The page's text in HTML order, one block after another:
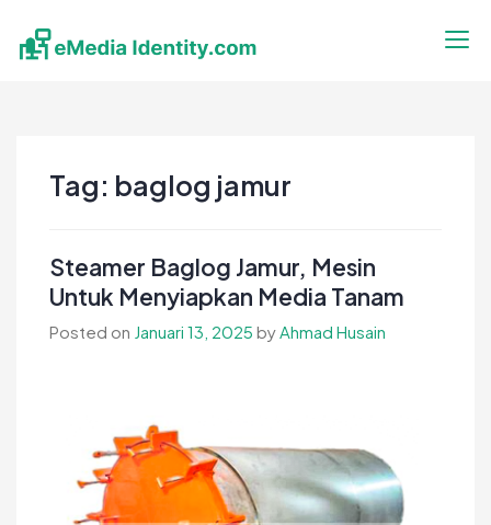
content
Tag: baglog jamur
Steamer Baglog Jamur, Mesin
Untuk Menyiapkan Media Tanam
Posted on Januari 13, 2025 byAhmad Husain